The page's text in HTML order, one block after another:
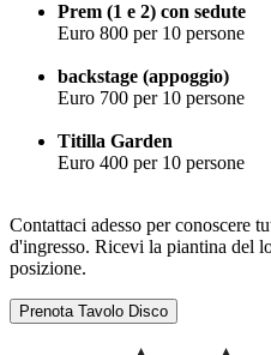
Prem (1 e 2) con sedute
Euro 800 per 10 persone
backstage (appoggio)
Euro 700 per 10 persone
Titilla Garden
Euro 400 per 10 persone
Contattaci adesso per conoscere
d'ingresso. Ricevi la piantina del
posizione.
Prenota Tavolo Disco